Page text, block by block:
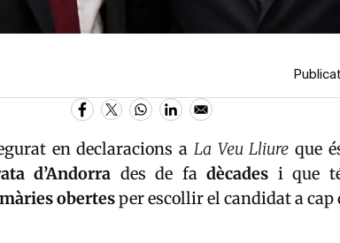
en declaracions a La Veu Lliure que
d’Andorra des de fadècades i que
obertesper escollir el candidat a cap